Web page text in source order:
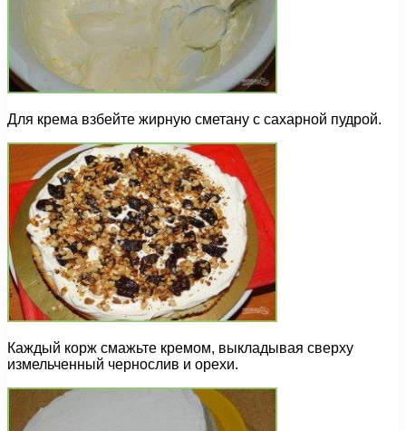
Для крема взбейте жирную сметану с сахарной пудрой.
Каждый корж смажьте кремом, выкладывая сверху
измельченный чернослив и орехи.